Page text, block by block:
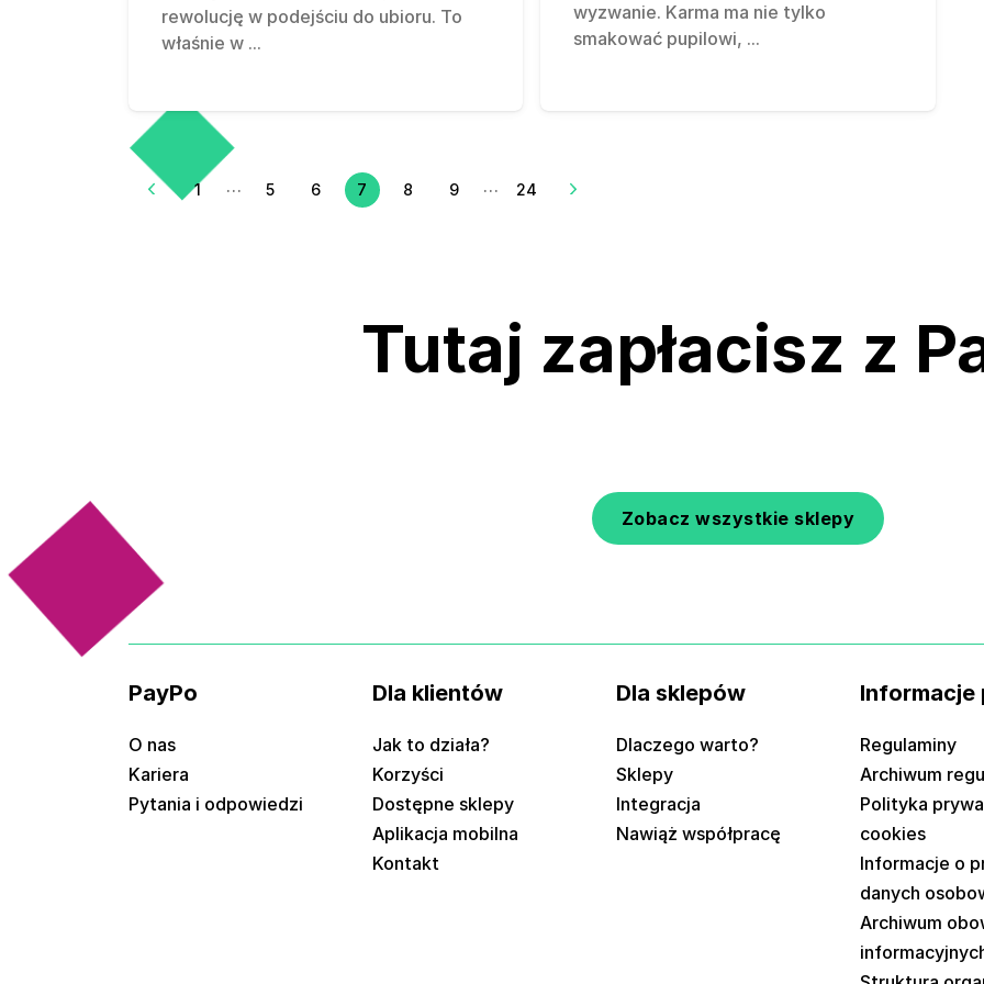
rewolucję w podejściu do ubioru. To
właśnie w ...
wyzwanie. Karma ma nie tylko
smakować pupilowi, ...
1 … 5 6 7 8 9 … 24
Tutaj zapłacisz z
Zobacz wszystkie sklepy
PayPo
O nas
Kariera
Pytania i odpowiedzi
Dla klientów
Jak to działa?
Korzyści
Dostępne sklepy
Aplikacja mobilna
Kontakt
Dla sklepów
Dlaczego warto?
Sklepy
Integracja
Nawiąż współpracę
Informacje
Regulaminy
Archiwum
Polityka
cookies
Informacje o
danych
Archiwum